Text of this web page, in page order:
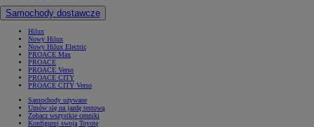
Samochody dostawcze
Hilux
Nowy Hilux
Nowy Hilux Electric
PROACE Max
PROACE
PROACE Verso
PROACE CITY
PROACE CITY Verso
Samochody używane
Umów się na jazdę testową
Zobacz wszystkie cenniki
Konfiguruj swoją Toyotę